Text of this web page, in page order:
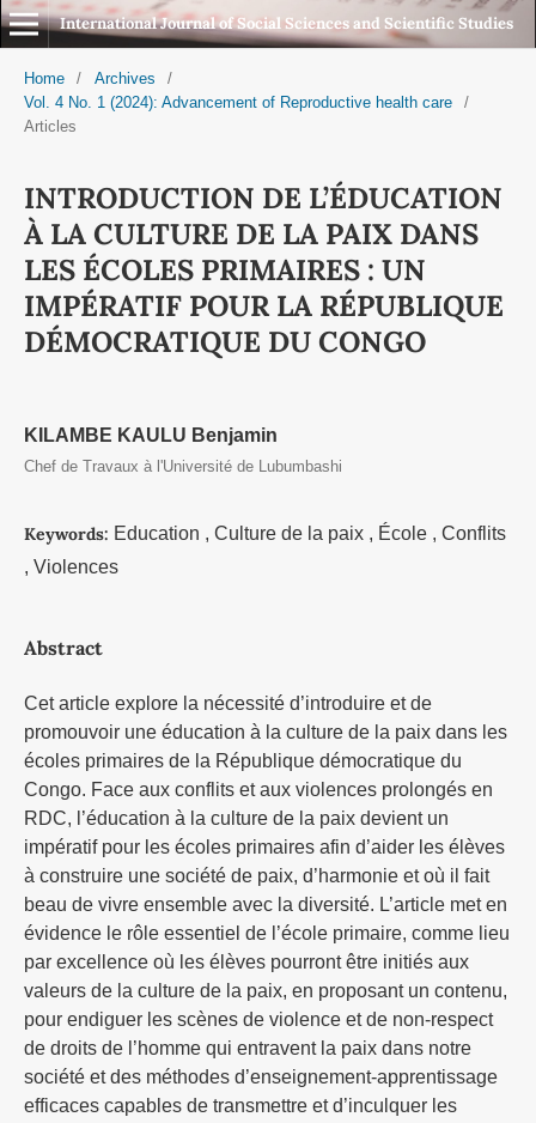
International Journal of Social Sciences and Scientific Studies
Home / Archives
/
Vol. 4 No. 1 (2024): Advancement of Reproductive health care
/
Articles
INTRODUCTION DE L’ÉDUCATION
À LA CULTURE DE LA PAIX DANS
LES ÉCOLES PRIMAIRES : UN
IMPÉRATIF POUR LA RÉPUBLIQUE
DÉMOCRATIQUE DU CONGO
KILAMBE KAULU Benjamin
Chef de Travaux à l'Université de Lubumbashi
Keywords: Education , Culture de la paix , École , Conflits
, Violences
Abstract
Cet article explore la nécessité d’introduire et de
promouvoir une éducation à la culture de la paix dans les
écoles primaires de la République démocratique du
Congo. Face aux conflits et aux violences prolongés en
RDC, l’éducation à la culture de la paix devient un
impératif pour les écoles primaires afin d’aider les élèves
à construire une société de paix, d’harmonie et où il fait
beau de vivre ensemble avec la diversité. L’article met en
évidence le rôle essentiel de l’école primaire, comme lieu
par excellence où les élèves pourront être initiés aux
valeurs de la culture de la paix, en proposant un contenu,
pour endiguer les scènes de violence et de non-respect
de droits de l’homme qui entravent la paix dans notre
société et des méthodes d’enseignement-apprentissage
efficaces capables de transmettre et d’inculquer les